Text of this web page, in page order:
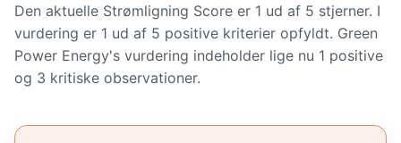
Den aktuelle Strømligning Score er 1 ud af 5 stjerner. I
vurdering er 1 ud af 5 positive kriterier opfyldt. Green
Power Energy's vurdering indeholder lige nu 1 positive
og 3 kritiske observationer.